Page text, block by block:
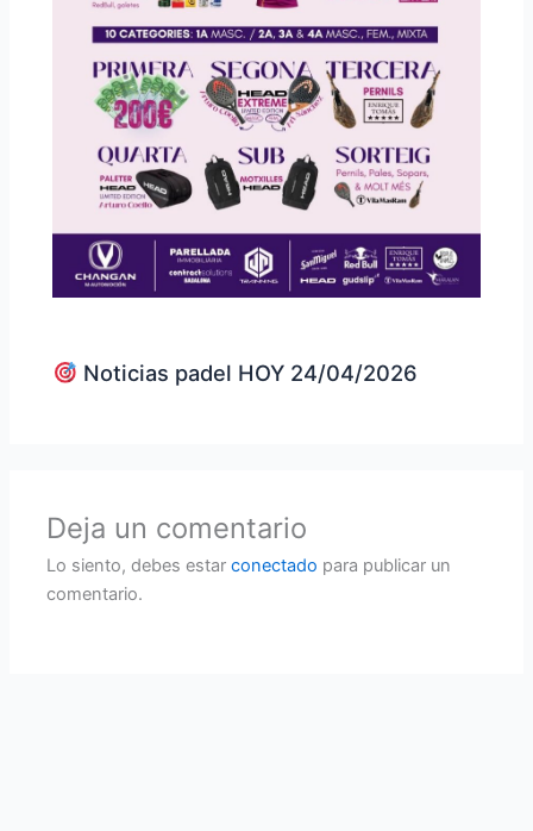
Noticias padel HOY 24/04/2026
Deja un comentario
Lo siento, debes estarconectado para publicar un
comentario.